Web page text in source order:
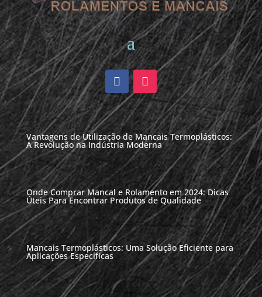
Vantagens de Utilização de Mancais Termoplásticos:
A Revolução na Indústria Moderna
Onde Comprar Mancal e Rolamento em 2024: Dicas
Úteis Para Encontrar Produtos de Qualidade
Mancais Termoplásticos: Uma Solução Eficiente para
Aplicações Específicas